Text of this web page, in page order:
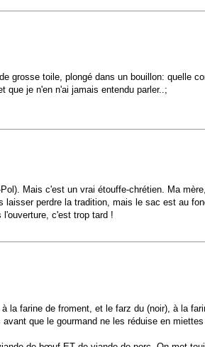
grosse toile, plongé dans un bouillon: quelle
que je n'en n'ai jamais entendu parler..;
Mais c'est un vrai étouffe-chrétien. Ma
perdre la tradition, mais le sac est au
c'est trop tard !
la farine de froment, et le farz du (noir), à la
que le gourmand ne les réduise en